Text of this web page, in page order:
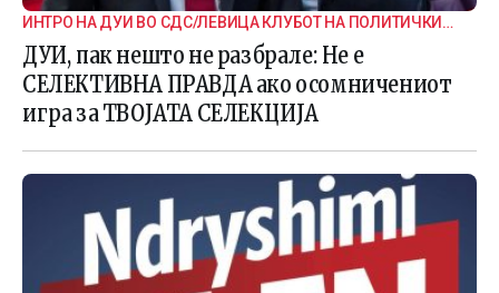
ИНТРО НА ДУИ ВО СДС/ЛЕВИЦА КЛУБОТ НА ПОЛИТИЧКИ
СТРВИНАРИ
ДУИ, пак нешто не разбрале: Не е
СЕЛЕКТИВНА ПРАВДА ако осомничениот
игра за ТВОЈАТА СЕЛЕКЦИЈА